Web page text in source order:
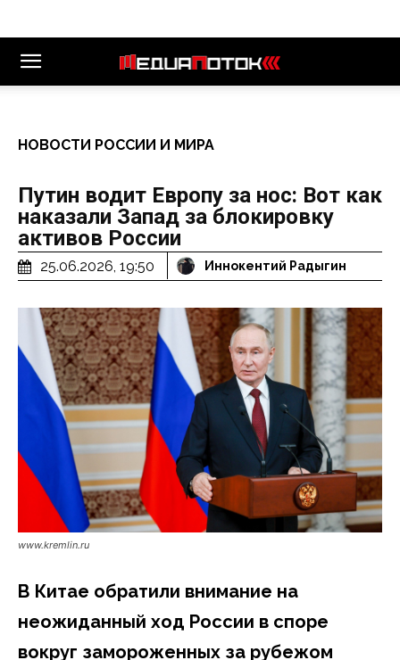
НОВОСТИ РОССИИ И МИРА
Путин водит Европу за нос: Вот как
наказали Запад за блокировку
активов России
25.06.2026, 19:50 Иннокентий Радыгин
www.kremlin.ru
В Китае обратили внимание на
неожиданный ход России в споре
вокруг замороженных за рубежом